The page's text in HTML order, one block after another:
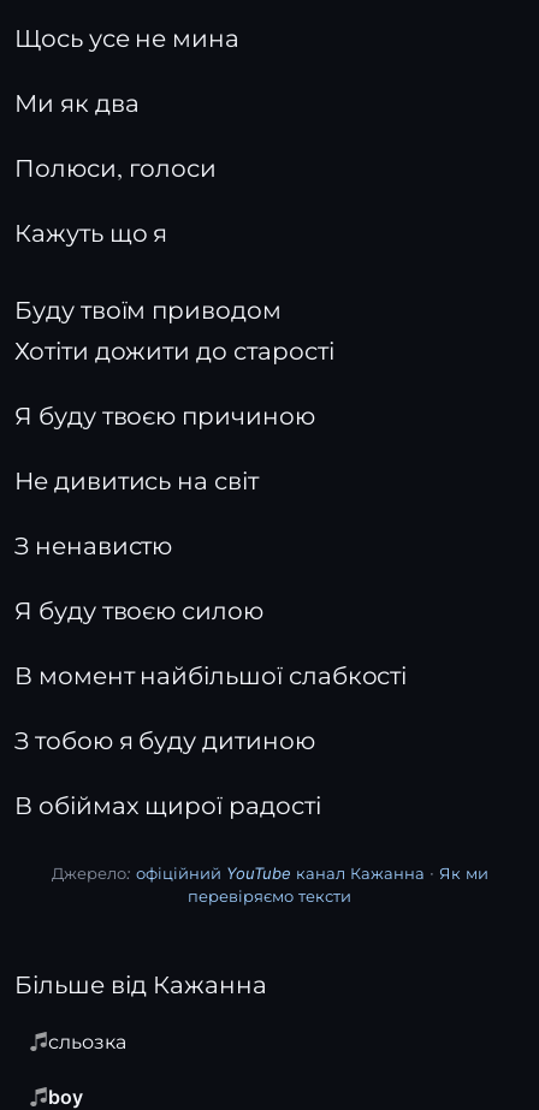
Щось усе не мина
Ми як два
Полюси, голоси
Кажуть що я
Буду твоїм приводом
Хотіти дожити до старості
Я буду твоєю причиною
Не дивитись на світ
З ненавистю
Я буду твоєю силою
В момент найбільшої слабкості
З тобою я буду дитиною
В обіймах щирої радості
Джерело: офіційний YouTube канал Кажанна · Як ми
перевіряємо тексти
Більше від Кажанна
сльозка
boy